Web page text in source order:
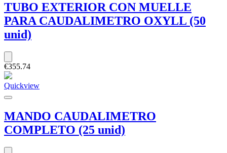
TUBO EXTERIOR CON MUELLE
PARA CAUDALIMETRO OXYLL (50
unid)
€355.74
Quickview
MANDO CAUDALIMETRO
COMPLETO (25 unid)